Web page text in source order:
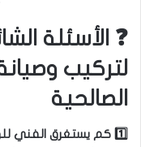
❓ الأسئلة
لتركيب
الصالحية
1️⃣ كم يستغرق الفني للوصول إلى موقعي في الصالحية؟